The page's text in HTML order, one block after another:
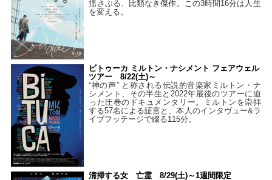
揺さぶる、比類なき傑作。この3時間16分は人生
を変える。
ビトゥーカ ミルトン・ナシメント フェアウェル
ツアー 8/22(土)～
“神の声” と称される伝説的音楽家ミルトン・ナ
シメント、その半生と2022年最後のツアーに迫
った圧巻のドキュメンタリー。ミルトンを崇拝
する57名による証言と、本人のインタヴュー&ラ
イブフッテージで綴る115分。
清掃する女 亡霊 8/29(土)～1週間限定